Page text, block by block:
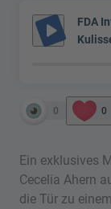
play_arrow
FDA
0 0
Ein exklusives
Cecelia Ahern
die Tür zu